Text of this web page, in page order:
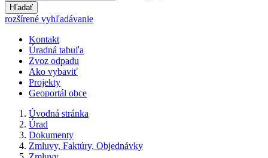
Hľadať
rozšírené vyhľadávanie
Kontakt
Úradná tabuľa
Zvoz odpadu
Ako vybaviť
Projekty
Geoportál obce
Úvodná stránka
Úrad
Dokumenty
Zmluvy, Faktúry, Objednávky